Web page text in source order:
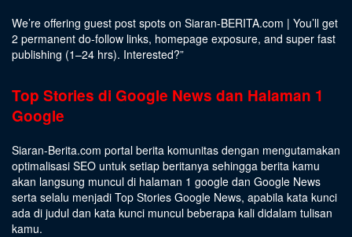
We’re offering guest post spots on Siaran-BERITA.com | You’ll get
2 permanent do-follow links, homepage exposure, and super fast
publishing (1–24 hrs). Interested?”
Top Stories di Google News dan Halaman 1
Google
Siaran-Berita.com portal berita komunitas dengan mengutamakan
optimalisasi SEO untuk setiap beritanya sehingga berita kamu
akan langsung muncul di halaman 1 google dan Google News
serta selalu menjadi Top Stories Google News, apabila kata kunci
ada di judul dan kata kunci muncul beberapa kali didalam tulisan
kamu.